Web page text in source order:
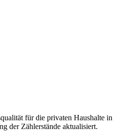
für die privaten Haushalte in
der Zählerstände aktualisiert.